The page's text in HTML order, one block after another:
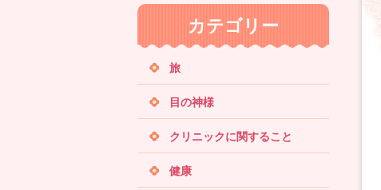
内
索
カテゴリー
旅
目の神様
クリニックに関すること
健康